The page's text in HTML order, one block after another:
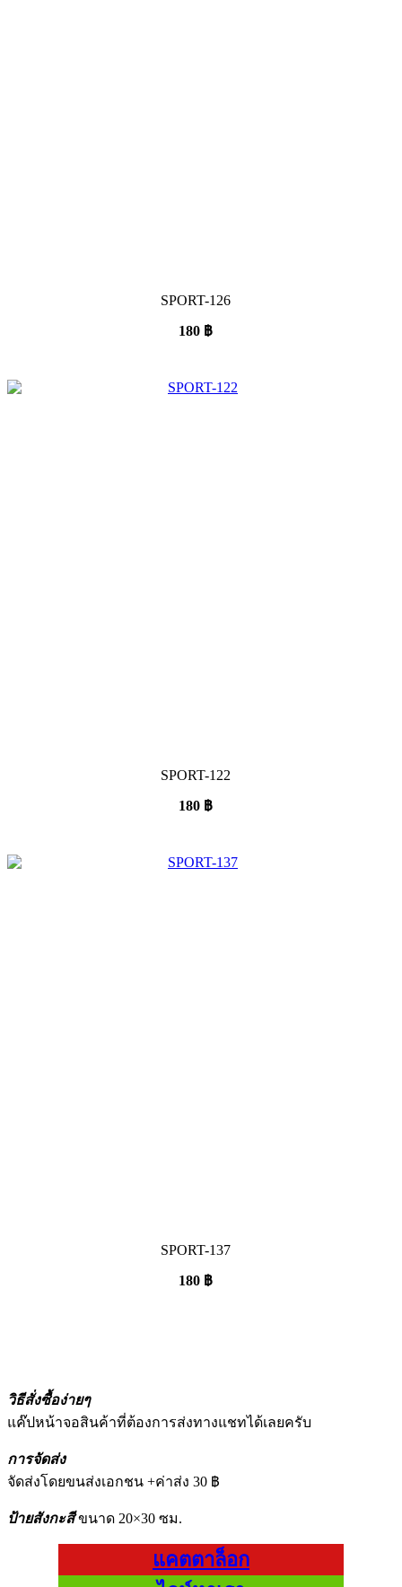
SPORT-126
180 ฿
SPORT-122
180 ฿
SPORT-137
180 ฿
วิธีสั่งซื้อง่ายๆ
แค๊ปหน้าจอสินค้าที่ต้องการส่งทางแชทได้เลยครับ
การจัดส่ง
จัดส่งโดยขนส่งเอกชน +ค่าส่ง 30 ฿
ป้ายสังกะสีขนาด 20×30 ซม.
แคตตาล็อก